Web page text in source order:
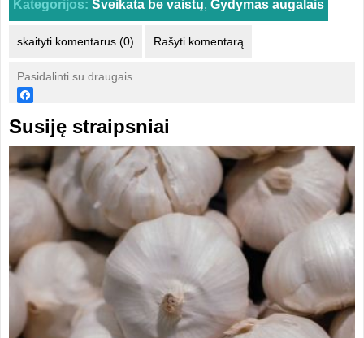
Kategorijos: Sveikata be vaistų, Gydymas augalais
skaityti komentarus (0) Rašyti komentarą
Pasidalinti su draugais
Susiję straipsniai